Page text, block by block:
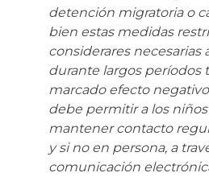
detención migratoria o
bien estas medidas
considerares necesarias
durante largos períodos
marcado efecto
debe permitir a los
mantener contacto
y si no en persona, a
comunicación